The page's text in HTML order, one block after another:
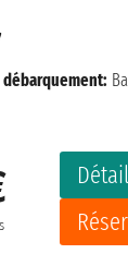
débarquement: